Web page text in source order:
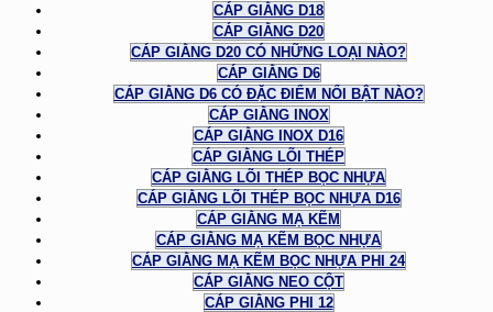
CÁP GIẰNG D18
CÁP GIẰNG D20
CÁP GIẰNG D20 CÓ NHỮNG LOẠI NÀO?
CÁP GIẰNG D6
CÁP GIẰNG D6 CÓ ĐẶC ĐIỂM NỔI BẬT NÀO?
CÁP GIẰNG INOX
CÁP GIẰNG INOX D16
CÁP GIẰNG LÕI THÉP
CÁP GIẰNG LÕI THÉP BỌC NHỰA
CÁP GIẰNG LÕI THÉP BỌC NHỰA D16
CÁP GIẰNG MẠ KẼM
CÁP GIẰNG MẠ KẼM BỌC NHỰA
CÁP GIẰNG MẠ KẼM BỌC NHỰA PHI 24
CÁP GIẰNG NEO CỘT
CÁP GIẰNG PHI 12